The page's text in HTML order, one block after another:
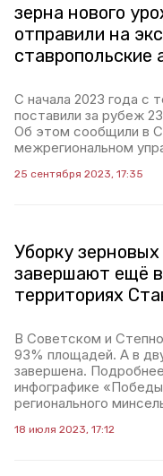
зерна нового
отправили на
ставропольские
С начала 2023 года с
поставили за рубеж
Об этом сообщили в
межрегиональном
25 сентября 2023, 17:35
Уборку зерновых
завершают ещё
территориях
В Советском и
93% площадей. А в
завершена.
инфографике
регионального
18 июля 2023, 17:12